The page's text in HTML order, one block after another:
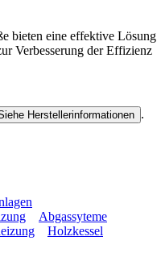
bieten eine effektive Lösung
Verbesserung der Effizienz
Herstellerinformationen .
Abgassyteme
Holzkessel